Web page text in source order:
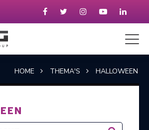
HOME THEMA'S HALLOWEEN